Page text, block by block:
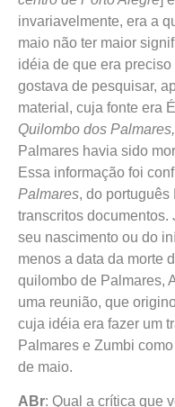
invariavelmente, era a
maio não ter maior
idéia de que era
gostava de pesquisar,
material, cuja fonte era
Quilombo dos Palmares,
Palmares havia sido
Essa informação foi
Palmares, do português
transcritos documentos.
seu nascimento ou do
menos a data da morte
quilombo de Palmares,
uma reunião, que
cuja idéia era fazer um
Palmares e Zumbi
de maio.
ABr: Qual a crítica que